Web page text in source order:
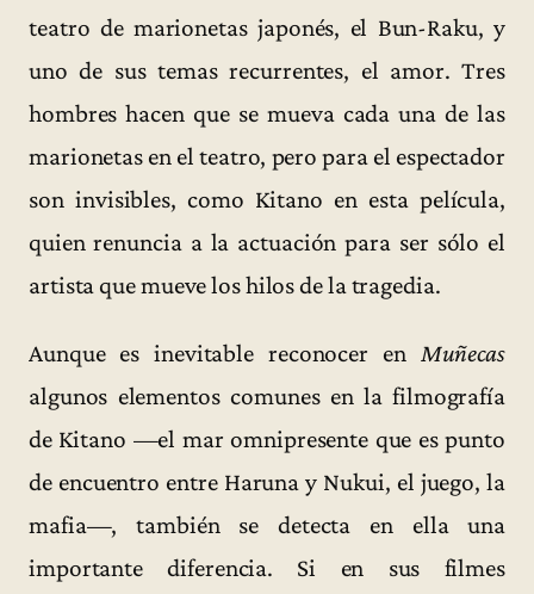
teatro de marionetas japonés, el Bun-Raku, y
uno de sus temas recurrentes, el amor. Tres
hombres hacen que se mueva cada una de las
marionetas en el teatro, pero para el espectador
son invisibles, como Kitano en esta película,
quien renuncia a la actuación para ser sólo el
artista que mueve los hilos de la tragedia.
Aunque es inevitable reconocer en Muñecas
algunos elementos comunes en la filmografía
de Kitano —el mar omnipresente que es punto
de encuentro entre Haruna y Nukui, el juego, la
mafia—, también se detecta en ella una
importante diferencia. Si en sus filmes